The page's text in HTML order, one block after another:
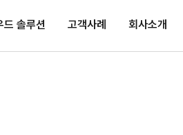
드 솔루션 고객사례 회사소개
드 솔루션 고객사례 회사소개